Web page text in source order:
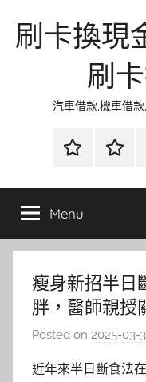
刷卡換現
刷
汽車借款,機車借
首
當
金
Menu
瘦身新招半日
胖，醫師親授
Posted on 2025-03-
近年來半日斷食法